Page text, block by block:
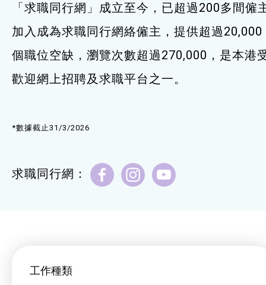
「求職同行網」成立至今，已超過200多間僱
加入成為求職同行網絡僱主，提供超過20,000
個職位空缺，瀏覽次數超過270,000，是本港
歡迎網上招聘及求職平台之一。
*數據截止31/3/2026
求職同行網：
工作種類